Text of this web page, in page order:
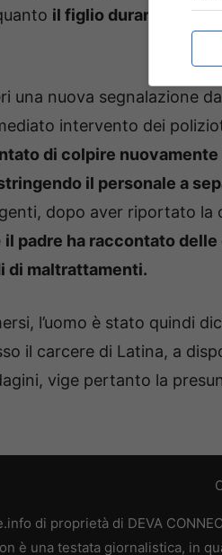
il figlio durante una
una nuova segnalazione
intervento dei
di colpire
il personale a
dopo aver riportato
il padre ha raccontato
di maltrattamenti.
l’uomo è stato quindi
il carcere di Latina, a
vige pertanto la
di proprietà di DEVA
è una testata giornalistica, in